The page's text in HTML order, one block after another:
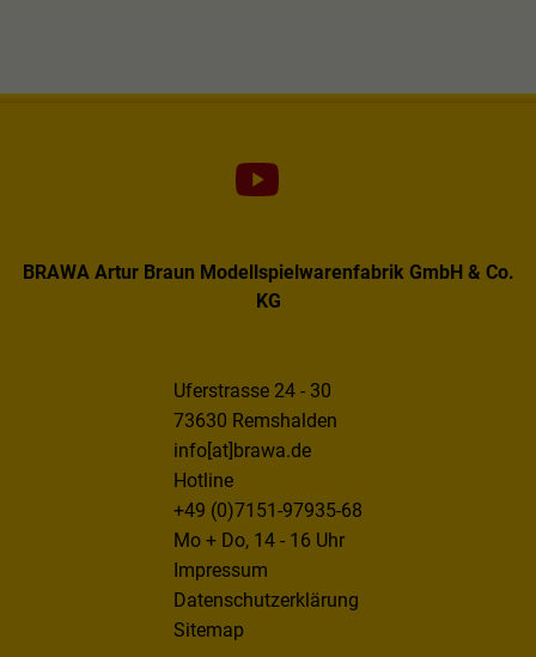
BRAWA Artur Braun Modellspielwarenfabrik GmbH & Co.
KG
Uferstrasse 24 - 30
73630 Remshalden
info[at]brawa.de
Hotline
+49 (0)7151-97935-68
Mo + Do, 14 - 16 Uhr
Impressum
Datenschutzerklärung
Sitemap